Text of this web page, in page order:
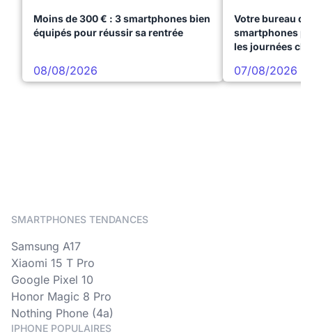
Moins de 300 € : 3 smartphones bien
équipés pour réussir sa rentrée
08/08/2026
Votre bureau
smartphones
les journées
07/08/2026
SMARTPHONES TENDANCES
Samsung A17
Xiaomi 15 T Pro
Google Pixel 10
Honor Magic 8 Pro
Nothing Phone (4a)
IPHONE POPULAIRES